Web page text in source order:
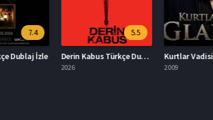
7.4
İzle
5.5
Derin Kabus Türkçe Dublaj İzle Kurtlar Vadisi: